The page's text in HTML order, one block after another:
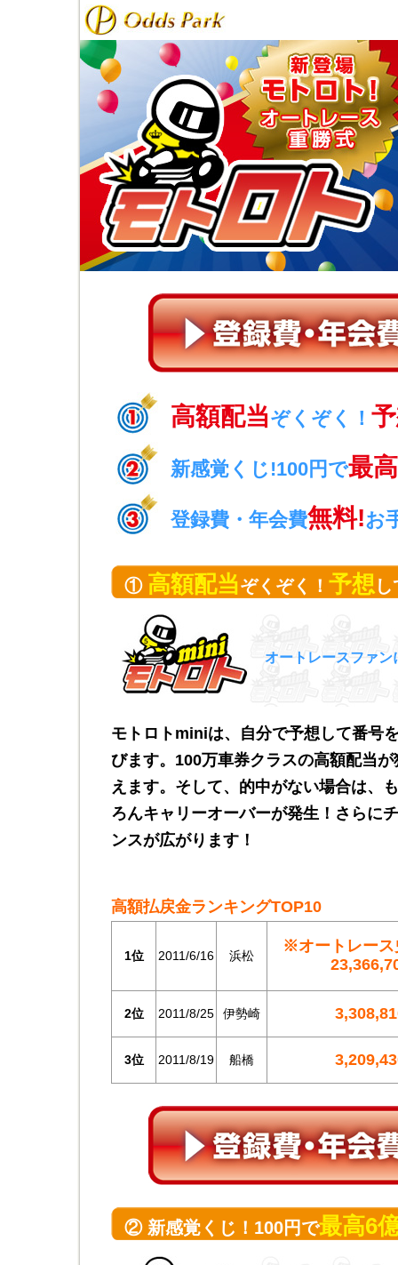
高額配当ぞくぞく！
新感覚くじ!100円で最
登録費・年会費無料!お
① 高額配当ぞくぞく！ 予想
オートレースファン
モトロトminiは、自分で予想して番号
びます。100万車券クラスの高額配当が
えます。そして、的中がない場合は、
ろんキャリーオーバーが発生！さらに
ンスが広がります！
高額払戻金ランキングTOP10
1位 2011/6/16 浜松
※オートレース
2位 2011/8/25 伊勢崎
3位 2011/8/19 船橋
② 新感覚くじ！100円で最高6